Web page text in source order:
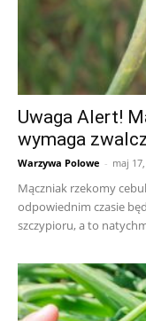
Uwaga Alert!
wymaga
Warzywa Polowe - maj
Mączniak rzekomy
odpowiednim czasie
szczypioru, a to